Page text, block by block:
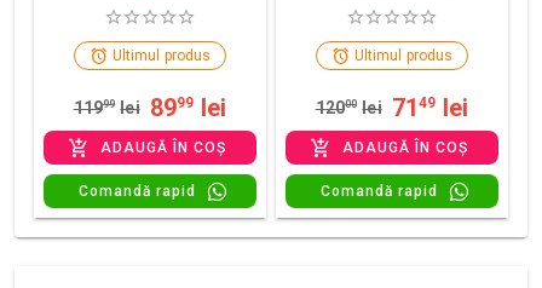
Ultimul produs
11999 lei 8999 lei
ADAUGĂ ÎN COȘ
Comandă rapid
Ultimul produs
12000 lei 71 49 lei
ADAUGĂ ÎN COȘ
Comandă rapid